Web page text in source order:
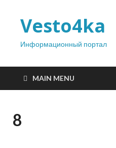
Vesto4ka
Информационный портал
MAIN MENU
8